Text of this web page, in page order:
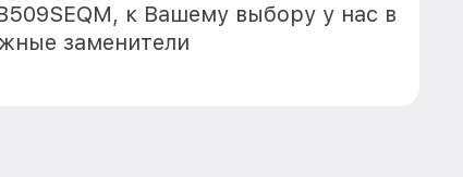
к Вашему выбору у нас в
заменители